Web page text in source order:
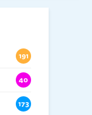
191
40
173